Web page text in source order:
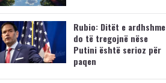
Rubio: Ditët e ardhshme
do të tregojnë nëse
Putini është serioz për
paqen